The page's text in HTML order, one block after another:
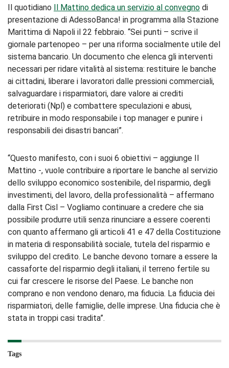
Il quotidiano Il Mattino dedica un servizio al convegno di
presentazione di AdessoBanca! in programma alla Stazione
Marittima di Napoli il 22 febbraio. “Sei punti – scrive il
giornale partenopeo – per una riforma socialmente utile del
sistema bancario. Un documento che elenca gli interventi
necessari per ridare vitalità al sistema: restituire le banche
ai cittadini, liberare i lavoratori dalle pressioni commerciali,
salvaguardare i risparmiatori, dare valore ai crediti
deteriorati (Npl) e combattere speculazioni e abusi,
retribuire in modo responsabile i top manager e punire i
responsabili dei disastri bancari”.
“Questo manifesto, con i suoi 6 obiettivi – aggiunge Il
Mattino -, vuole contribuire a riportare le banche al servizio
dello sviluppo economico sostenibile, del risparmio, degli
investimenti, del lavoro, della professionalità – affermano
dalla First Cisl – Vogliamo continuare a credere che sia
possibile produrre utili senza rinunciare a essere coerenti
con quanto affermano gli articoli 41 e 47 della Costituzione
in materia di responsabilità sociale, tutela del risparmio e
sviluppo del credito. Le banche devono tornare a essere la
cassaforte del risparmio degli italiani, il terreno fertile su
cui far crescere le risorse del Paese. Le banche non
comprano e non vendono denaro, ma fiducia. La fiducia dei
risparmiatori, delle famiglie, delle imprese. Una fiducia che è
stata in troppi casi tradita”.
Tags